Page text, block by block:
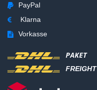
PayPal
Klarna
Vorkasse
PAKET
FREIGHT